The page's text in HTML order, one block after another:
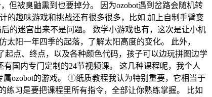
但被臭鼬熏到也要掉分。 因为ozobot遇到岔路会随机转
的趣味游戏和挑战还有很多很多，比如 加上自制手臂变
的迷宫出来不是问题。 数学小游戏也有，这次是让小机
阳一年四季的起落，了解太阳高度的变化。 此外，
点、终点，以及各种颜色代码，孩子可以边玩拼图边学
国内专门定制的24节视频课。 这几种课程呢，我个人
ozobot的游戏。 ①纸质教程我认为特别重要，它相当于
练习是要把课程里所有指令，全部让你熟练掌握。 比如